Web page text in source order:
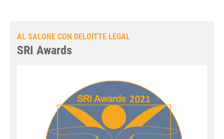
AL SALONE CON DELOITTE LEGAL
SRI Awards